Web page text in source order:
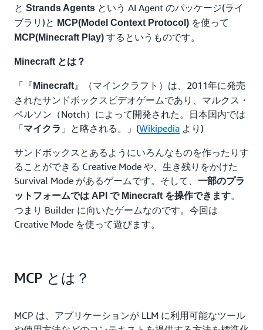
と Strands Agents という AI Agent のパッケージ(ライ
ブラリ)と MCP(Model Context Protocol) を使って
MCP(Minecraft Play) するというものです。
Minecraft とは？
「『 Minecraft』（マインクラフト）は、2011年に発売
されたサンドボックスビデオゲームであり、マルクス・
ペルソン（Notch）によって開発された。日本国内では
「マイクラ 」と略される。」(Wikipedia より)
サンドボックスとあるようにいろんなものを作ったりす
ることができる Creative Mode や、生き残りをかけた
Survival Mode があるゲームです。そして、 一部のプラ
ットフォームでは API で Minecraft を操作できます。
つまり Builder に向いたゲームなのです。今回は
Creative Mode を使って遊びます。
MCP とは？
MCP は、アプリケーションが LLM に利用可能なツール